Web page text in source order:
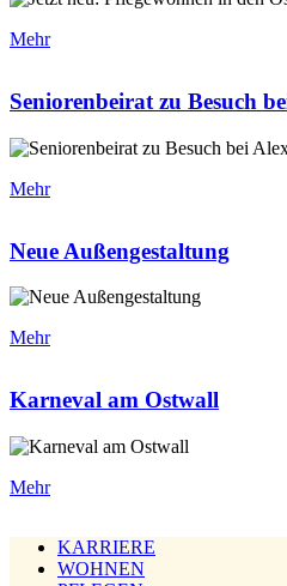
Mehr
Seniorenbeirat zu Besuch
Mehr
Neue Außengestaltung
Mehr
Karneval am Ostwall
Mehr
KARRIERE
WOHNEN